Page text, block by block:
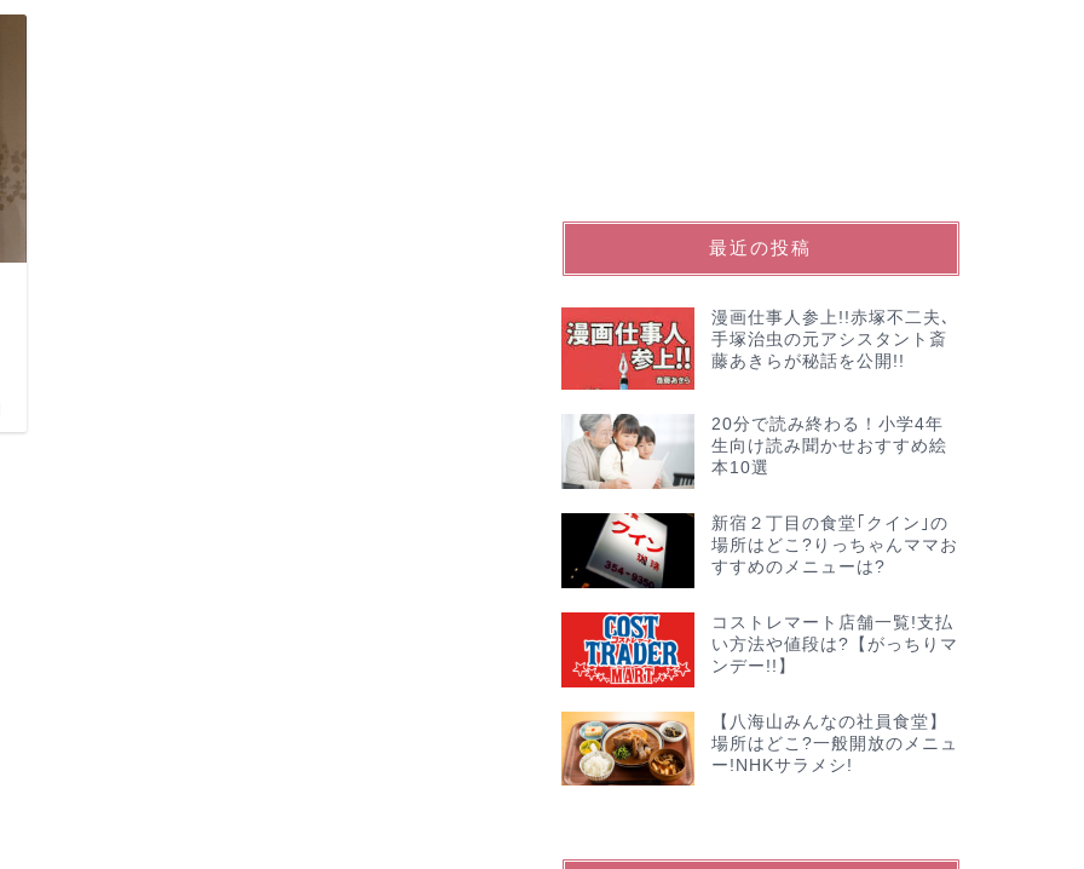
最近の投稿
漫画仕事人参上!!赤塚不二夫､
手塚治虫の元アシスタント斎
藤あきらが秘話を公開!!
20分で読み終わる！小学4年
生向け読み聞かせおすすめ絵
本10選
新宿２丁目の食堂｢クイン｣の
場所はどこ?りっちゃんママお
すすめのメニューは?
コストレマート店舗一覧!支払
い方法や値段は?【がっちりマ
ンデー!!】
【八海山みんなの社員食堂】
場所はどこ?一般開放のメニュ
ー!NHKサラメシ!